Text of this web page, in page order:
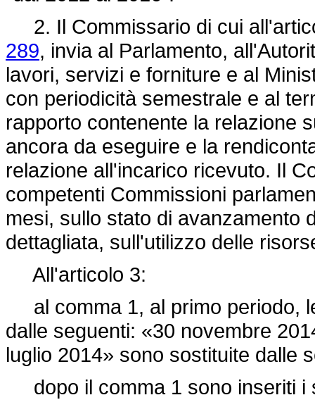
2. Il Commissario di cui
289, invia al Parlamento,
lavori, servizi e forniture e al
con periodicità semestrale e al
rapporto contenente la relazione
ancora da eseguire e la
relazione all'incarico ricevuto. Il
competenti Commissioni
mesi, sullo stato di avanzamento
dettagliata, sull'utilizzo delle
All'articolo 3:
al comma 1, al primo periodo,
dalle seguenti: «30 novembre
luglio 2014» sono sostituite dalle
dopo il comma 1 sono inseriti i